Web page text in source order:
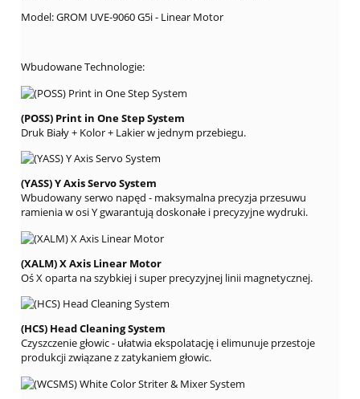
Model: GROM UVE-9060 G5i - Linear Motor
Wbudowane Technologie:
(POSS) Print in One Step System
Druk Biały + Kolor + Lakier w jednym przebiegu.
(YASS) Y Axis Servo System
Wbudowany serwo napęd - maksymalna precyzja przesuwu
ramienia w osi Y gwarantują doskonałe i precyzyjne wydruki.
(XALM) X Axis Linear Motor
Oś X oparta na szybkiej i super precyzyjnej linii magnetycznej.
(HCS) Head Cleaning System
Czyszczenie głowic - ułatwia ekspolatację i elimunuje przestoje
produkcji związane z zatykaniem głowic.